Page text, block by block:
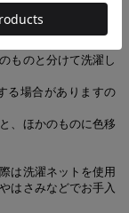
使用しないでくださ
ものと分けて洗濯し
る場合がありますの
、ほかのものに色移
は洗濯ネットを使用
はさみなどでお手入